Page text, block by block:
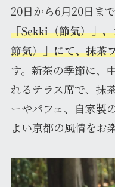
20日から6月20日まで
「Sekki（節気）」
節気）」にて、抹茶
す。新茶の季節に、
れるテラス席で、抹
ーやパフェ、自家製
よい京都の風情をお